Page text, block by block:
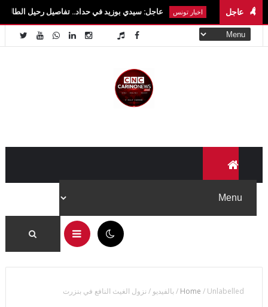
عاجل
اخبار تونس عاجل: سيدي بوزيد في حداد.. تفاصيل رحيل الطالبة آية الزايدي في
Home / Unlabelled
/ بالفيديو / نزول الغيث النافع في بنزرت